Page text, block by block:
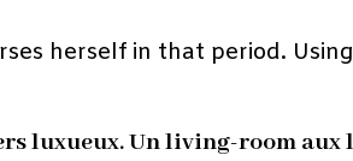
herself in that period.
luxueux. Un living-room